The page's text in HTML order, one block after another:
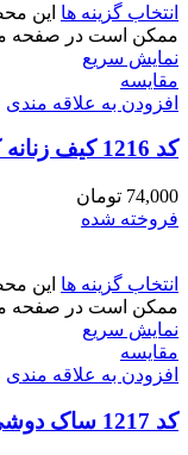
انتخاب گزینه ها این
ممکن است در صفحه
نمایش سریع
مقايسه
افزودن به علاقه مندی
کد 1216 کیف زنانه کتابی جلو زیپ
74,000 تومان
فروخته شده
انتخاب گزینه ها این
ممکن است در صفحه
نمایش سریع
مقايسه
افزودن به علاقه مندی
کد 1217 ساک دوشی زنانه ساحلی کتان